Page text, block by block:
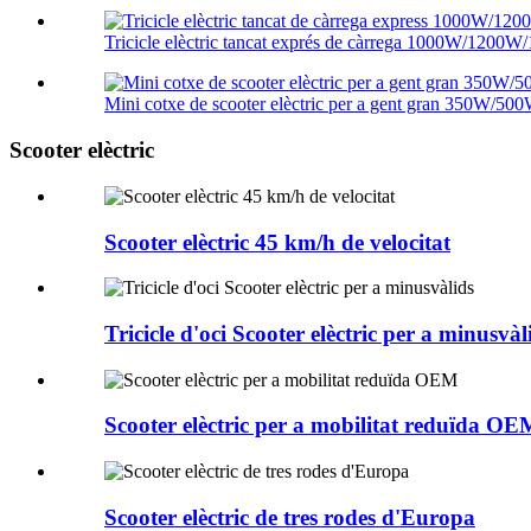
Tricicle elèctric tancat exprés de càrrega 1000W/1200W/
Mini cotxe de scooter elèctric per a gent gran 350W/
Scooter elèctric
Scooter elèctric 45 km/h de velocitat
Tricicle d'oci Scooter elèctric per a
Scooter elèctric per a mobilitat reduïda
Scooter elèctric de tres rodes d'Europa